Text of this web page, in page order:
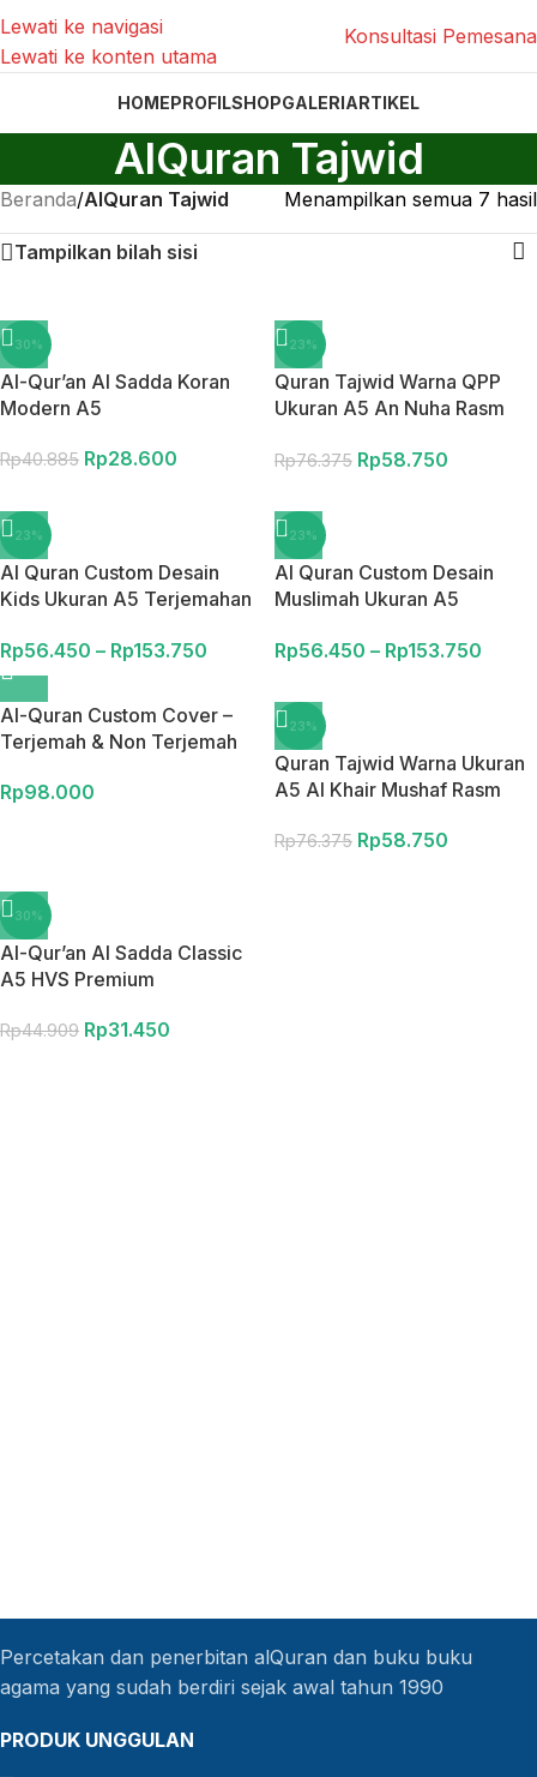
Lewati ke navigasi
Lewati ke konten utama
Konsultasi
HOMEPROFILSHOPGALERIARTIKEL
AlQuran Tajwid
Beranda/AlQuran Tajwid Menampilkan semua 7 hasil
Tampilkan bilah sisi
-30%
Al-Qur’an Al Sadda Koran
Modern A5
Rp40.885 Rp28.600
-23%
Quran Tajwid Warna QPP
Ukuran A5 An Nuha Rasm
Rp76.375 Rp58.750
-23%
Al Quran Custom Desain
Kids Ukuran A5 Terjemahan
Custom Muslimah Hardcover
Rp56.450 – Rp153.750
-23%
Al Quran Custom Desain
Muslimah Ukuran A5
Bombay Qur’an Custom
Rp56.450 – Rp153.750
Al-Quran Custom Cover –
Terjemah & Non Terjemah
Rp98.000
-23%
Quran Tajwid Warna Ukuran
A5 Al Khair Mushaf Rasm
Rp76.375 Rp58.750
-30%
Al-Qur’an Al Sadda Classic
A5 HVS Premium
Rp44.909 Rp31.450
Percetakan dan penerbitan alQuran dan buku buku
agama yang sudah berdiri sejak awal tahun 1990
PRODUK UNGGULAN